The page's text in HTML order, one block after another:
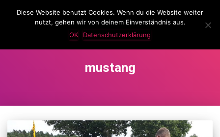
LassKnattern
mustang
Diese Website benutzt Cookies. Wenn du die Website weiter
nutzt, gehen wir von deinem Einverständnis aus.
OK
Datenschutzerklärung